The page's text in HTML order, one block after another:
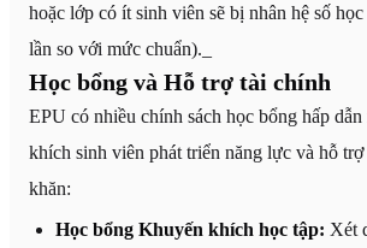
hoặc lớp có ít sinh viên sẽ bị nhân hệ số
lần so với mức chuẩn)._
Học bổng và Hỗ trợ tài chính
EPU có nhiều chính sách học bổng hấp
khích sinh viên phát triển năng lực và hỗ
khăn:
Học bổng Khuyến khích học tập: Xét